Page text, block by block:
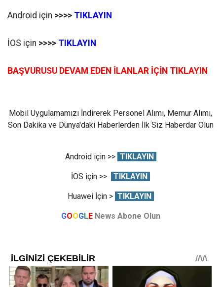
Android için >>>> TIKLAYIN
İOS için >>>> TIKLAYIN
BAŞVURUSU DEVAM EDEN İLANLAR İÇİN TIKLAYIN
Mobil Uygulamamızı İndirerek Personel Alımı, Memur Alımı,
Son Dakika ve Dünya'daki Haberlerden İlk Siz Haberdar Olun
Android için >> TIKLAYIN
İOS için >> TIKLAYIN
Huawei İçin > TIKLAYIN
GOOGLE News Abone Olun